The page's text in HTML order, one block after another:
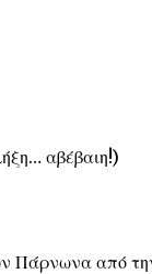
αβέβαιη!)
Πάρνωνα από